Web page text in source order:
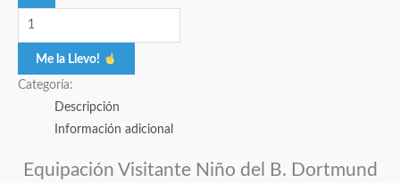
Me la Llevo!
Categoría:
Descripción
Información adicional
Equipación Visitante Niño del B. Dortmund